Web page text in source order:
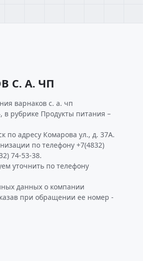
С. А. ЧП
варнаков с. а. чп
в рубрике Продукты питания –
по адресу Комарова ул., д. 37А.
по телефону +7(4832)
74-53-38.
уточнить по телефону
данных о компании
при обращении ее номер -